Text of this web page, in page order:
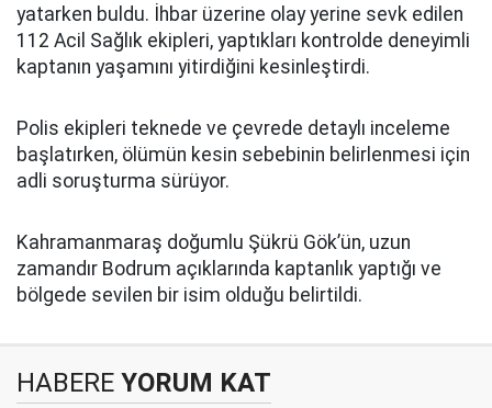
yatarken buldu. İhbar üzerine olay yerine sevk edilen
112 Acil Sağlık ekipleri, yaptıkları kontrolde deneyimli
kaptanın yaşamını yitirdiğini kesinleştirdi.
Polis ekipleri teknede ve çevrede detaylı inceleme
başlatırken, ölümün kesin sebebinin belirlenmesi için
adli soruşturma sürüyor.
Kahramanmaraş doğumlu Şükrü Gök’ün, uzun
zamandır Bodrum açıklarında kaptanlık yaptığı ve
bölgede sevilen bir isim olduğu belirtildi.
HABERE YORUM KAT